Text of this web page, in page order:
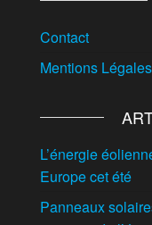
Contact
Mentions Légales
L’énergie
Europe cet été
Panneaux